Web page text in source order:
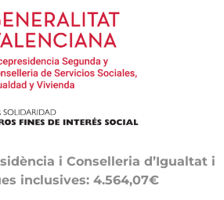
i Conselleria d’Igualtat i
inclusives: 4.564,07€